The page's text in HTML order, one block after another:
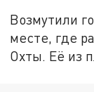
Возмутили
месте, где
Охты. Её из